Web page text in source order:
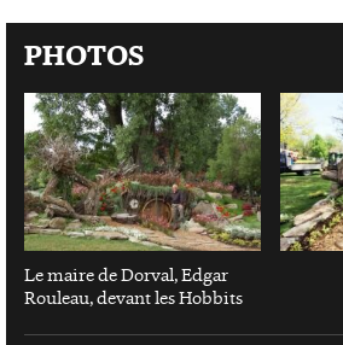
PHOTOS
Le maire de Dorval, Edgar
Rouleau, devant les Hobbits